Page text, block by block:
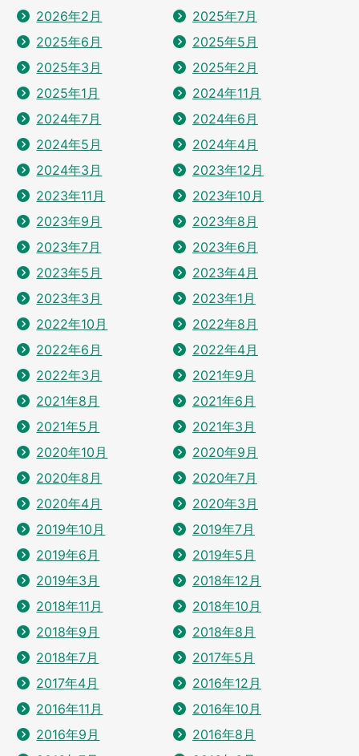
2026年2月
2025年7月
2025年6月
2025年5月
2025年3月
2025年2月
2025年1月
2024年11月
2024年7月
2024年6月
2024年5月
2024年4月
2024年3月
2023年12月
2023年11月
2023年10月
2023年9月
2023年8月
2023年7月
2023年6月
2023年5月
2023年4月
2023年3月
2023年1月
2022年10月
2022年8月
2022年6月
2022年4月
2022年3月
2021年9月
2021年8月
2021年6月
2021年5月
2021年3月
2020年10月
2020年9月
2020年8月
2020年7月
2020年4月
2020年3月
2019年10月
2019年7月
2019年6月
2019年5月
2019年3月
2018年12月
2018年11月
2018年10月
2018年9月
2018年8月
2018年7月
2017年5月
2017年4月
2016年12月
2016年11月
2016年10月
2016年9月
2016年8月